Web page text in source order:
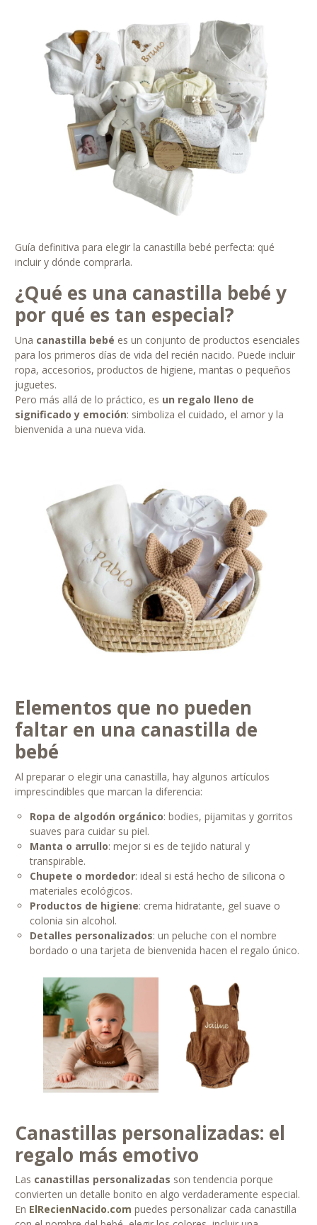
Guía definitiva para elegir la canastilla bebé perfecta: qué
incluir y dónde comprarla.
¿Qué es una canastilla bebé y
por qué es tan especial?
Una canastilla bebé es un conjunto de productos esenciales
para los primeros días de vida del recién nacido. Puede incluir
ropa, accesorios, productos de higiene, mantas o pequeños
juguetes.
Pero más allá de lo práctico, es un regalo lleno de
significado y emoción: simboliza el cuidado, el amor y la
bienvenida a una nueva vida.
Elementos que no pueden
faltar en una canastilla de
bebé
Al preparar o elegir una canastilla, hay algunos artículos
imprescindibles que marcan la diferencia:
Ropa de algodón orgánico: bodies, pijamitas y gorritos
suaves para cuidar su piel.
Manta o arrullo: mejor si es de tejido natural y
transpirable.
Chupete o mordedor: ideal si está hecho de silicona o
materiales ecológicos.
Productos de higiene: crema hidratante, gel suave o
colonia sin alcohol.
Detalles personalizados: un peluche con el nombre
bordado o una tarjeta de bienvenida hacen el regalo único.
Canastillas personalizadas: el
regalo más emotivo
Las canastillas personalizadas son tendencia porque
convierten un detalle bonito en algo verdaderamente especial.
En ElRecienNacido.com puedes personalizar cada canastilla